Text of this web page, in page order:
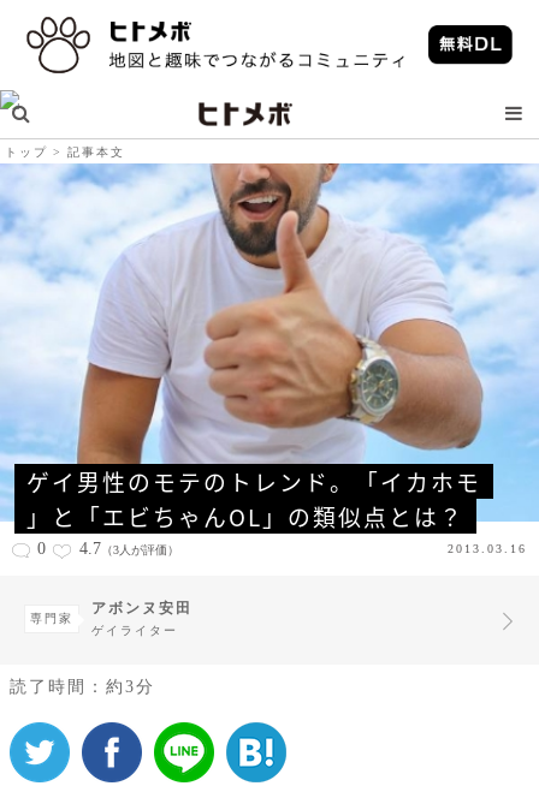
トップ 記事本文
ゲイ男性のモテのトレンド。「イカホモ
」と「エビちゃんOL」の類似点とは？
0 4.7 （3人が評価） 2013.03.16
専門家
アボンヌ安田
ゲイライター
読了時間：約3分